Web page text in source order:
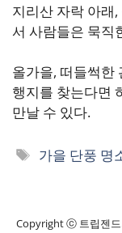
지리산 자락 아래
서 사람들은 묵직
올가을, 떠들썩한
행지를 찾는다면
만날 수 있다.
태
가을 단풍 명
Copyright ⓒ 트립젠드